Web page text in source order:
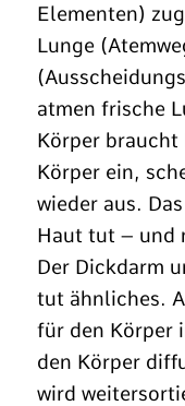
Elementen)
Lunge
atmen frische
Körper braucht
Körper ein,
wieder aus.
Haut tut – und
Der Dickdarm
tut ähnliches.
für den Körper
den Körper
wird